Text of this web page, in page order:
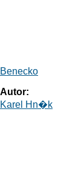
Benecko
Autor:
Karel Hn�k